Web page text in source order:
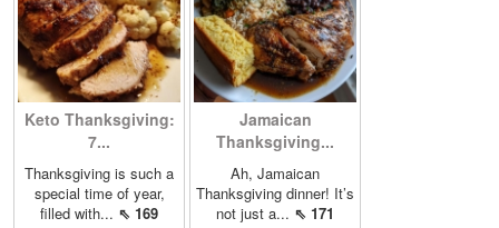
Keto Thanksgiving:
7...
Thanksgiving is such a
special time of year,
filled with... ⇖ 169
Jamaican
Thanksgiving...
Ah, Jamaican
Thanksgiving dinner! It’s
not just a... ⇖ 171